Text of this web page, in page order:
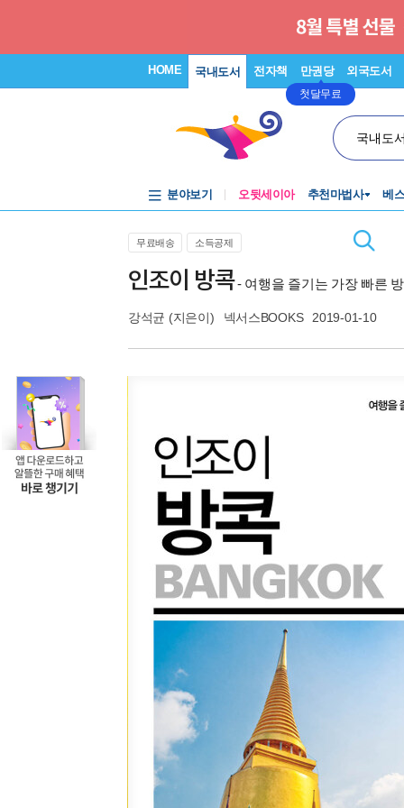
HOME 국내도서 전자책 만권당
첫달무료
외국도서
국내도
분야보기 오뒷세이아 추천마법사 베
무료배송 소득공제
인조이 방콕- 여행을 즐기는 가장 빠른
강석균 (지은이) 넥서스BOOKS 2019-01-10